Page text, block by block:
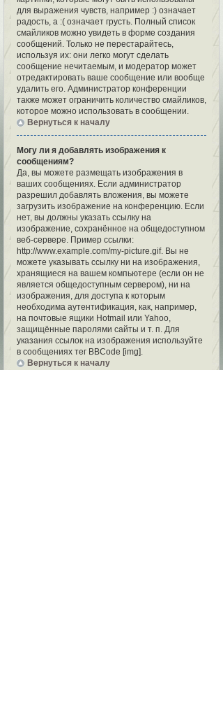
для выражения чувств, например :) означает
радость, а :( означает грусть. Полный список
смайликов можно увидеть в форме создания
сообщений. Только не перестарайтесь,
используя их: они легко могут сделать
сообщение нечитаемым, и модератор может
отредактировать ваше сообщение или вообще
удалить его. Администратор конференции
также может ограничить количество смайликов,
которое можно использовать в сообщении.
Вернуться к началу
Могу ли я добавлять изображения к
сообщениям?
Да, вы можете размещать изображения в
ваших сообщениях. Если администратор
разрешил добавлять вложения, вы можете
загрузить изображение на конференцию. Если
нет, вы должны указать ссылку на
изображение, сохранённое на общедоступном
веб-сервере. Пример ссылки:
http://www.example.com/my-picture.gif. Вы не
можете указывать ссылку ни на изображения,
хранящиеся на вашем компьютере (если он не
является общедоступным сервером), ни на
изображения, для доступа к которым
необходима аутентификация, как, например,
на почтовые ящики Hotmail или Yahoo,
защищённые паролями сайты и т. п. Для
указания ссылок на изображения используйте
в сообщениях тег BBCode [img].
Вернуться к началу